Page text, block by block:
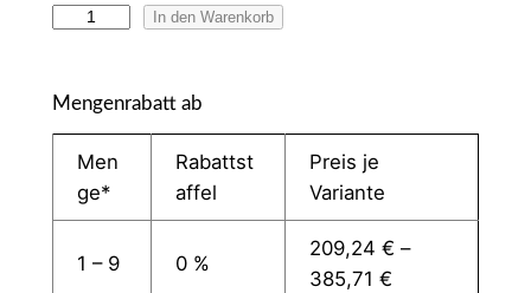
f
o
In den Warenkorb
Mengenrabatt ab
Men
ge*
Rabattst
affel
Preis je
Variante
1 – 9 0 %
209,24 € –
385,71 €